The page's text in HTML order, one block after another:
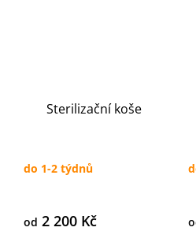
Sterilizační koše
do 1-2 týdnů
od 2 200 Kč